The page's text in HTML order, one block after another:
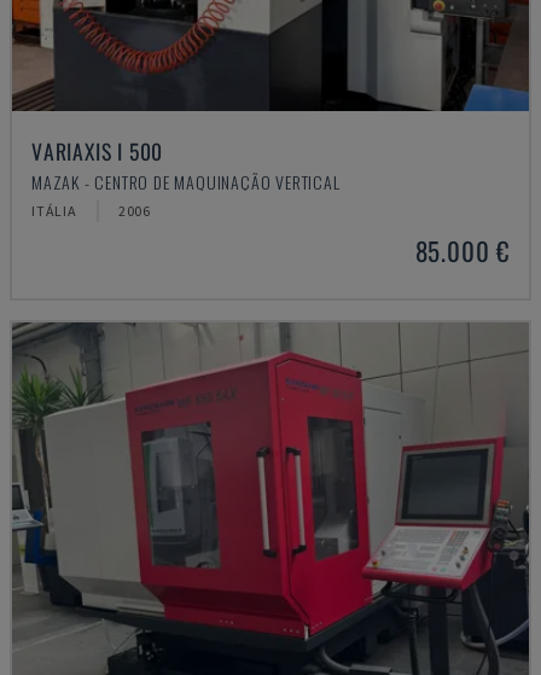
VARIAXIS I 500
MAZAK - CENTRO DE MAQUINAÇÃO VERTICAL
ITÁLIA 2006
85.000 €